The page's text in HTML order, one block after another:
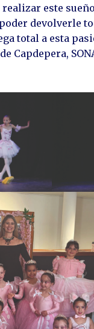
este
devolverle
total a esta
Capdepera,